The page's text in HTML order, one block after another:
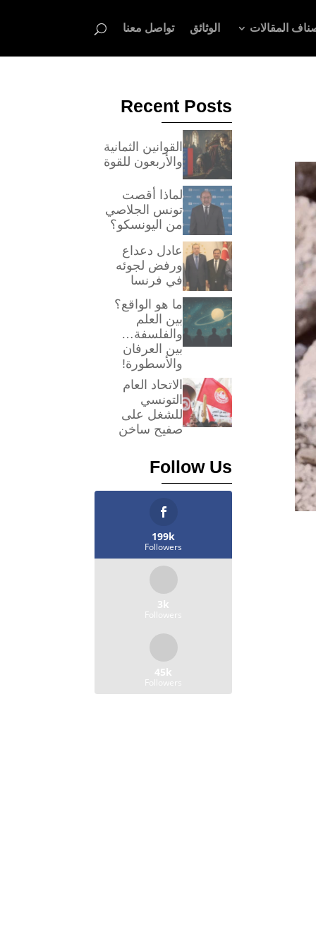
المقالات الوثائق تواصل معنا
Recent Posts
القوانين الثمانية
والأربعون للقوة
لماذا أقصت
تونس الجلاصي
من اليونسكو؟
عادل دعداع
ورفض لجوئه
في فرنسا
ما هو الواقع؟
بين العلم
والفلسفة…
بين العرفان
والأسطورة!
الاتحاد العام
التونسي
للشغل على
صفيح ساخن
Follow Us
199k
Followers
3k
Followers
45k
Followers